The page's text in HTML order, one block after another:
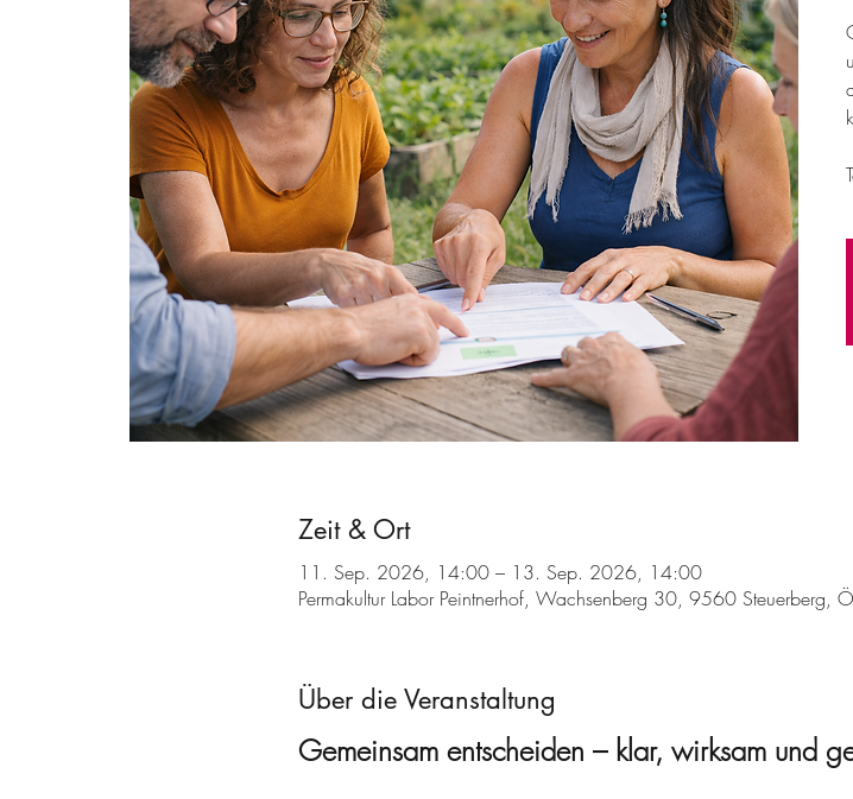
Zeit & Ort
11. Sep. 2026, 14:00 – 13. Sep. 2026, 14:00
Permakultur Labor Peintnerhof, Wachsenberg 30, 9560 Steuerberg,
Über die Veranstaltung
Gemeinsam entscheiden – klar, wirksam und